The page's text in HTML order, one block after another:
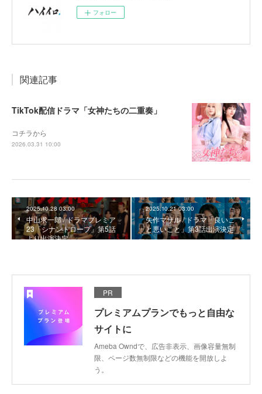
フォロー
関連記事
TikTok配信ドラマ「女神たちの二重奏」
コチラから
2026.03.31 10:00
2025.10.28 03:00
中山求一郎 / ドラマプレミア
23「シナントロープ」第5話
より出演決定
2025.10.21 03:00
矢作マサル / ドラマ「良いこ
と悪いこと」第3話出演決定
PR
プレミアムプランでもっと自由な
サイトに
Ameba Owndで、広告非表示、画像容量無制
限、ページ数無制限などの機能を開放しよ
う。